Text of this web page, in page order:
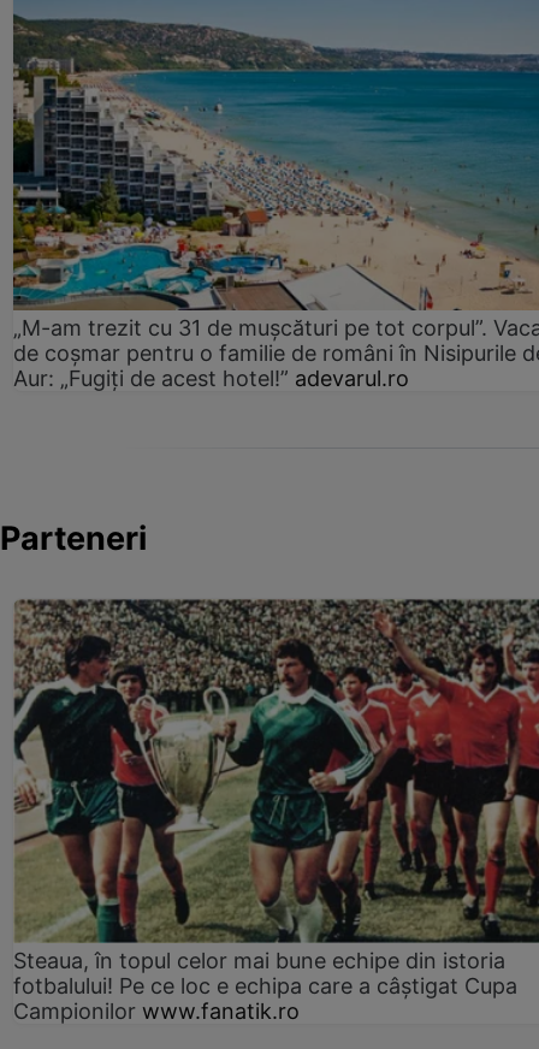
„M-am trezit cu 31 de mușcături pe tot corpul”.
de coșmar pentru o familie de români în Nisipurile
Aur: „Fugiți de acest hotel!” adevarul.ro
Parteneri
Steaua, în topul celor mai bune echipe din istoria
fotbalului! Pe ce loc e echipa care a câştigat Cupa
Campionilor www.fanatik.ro